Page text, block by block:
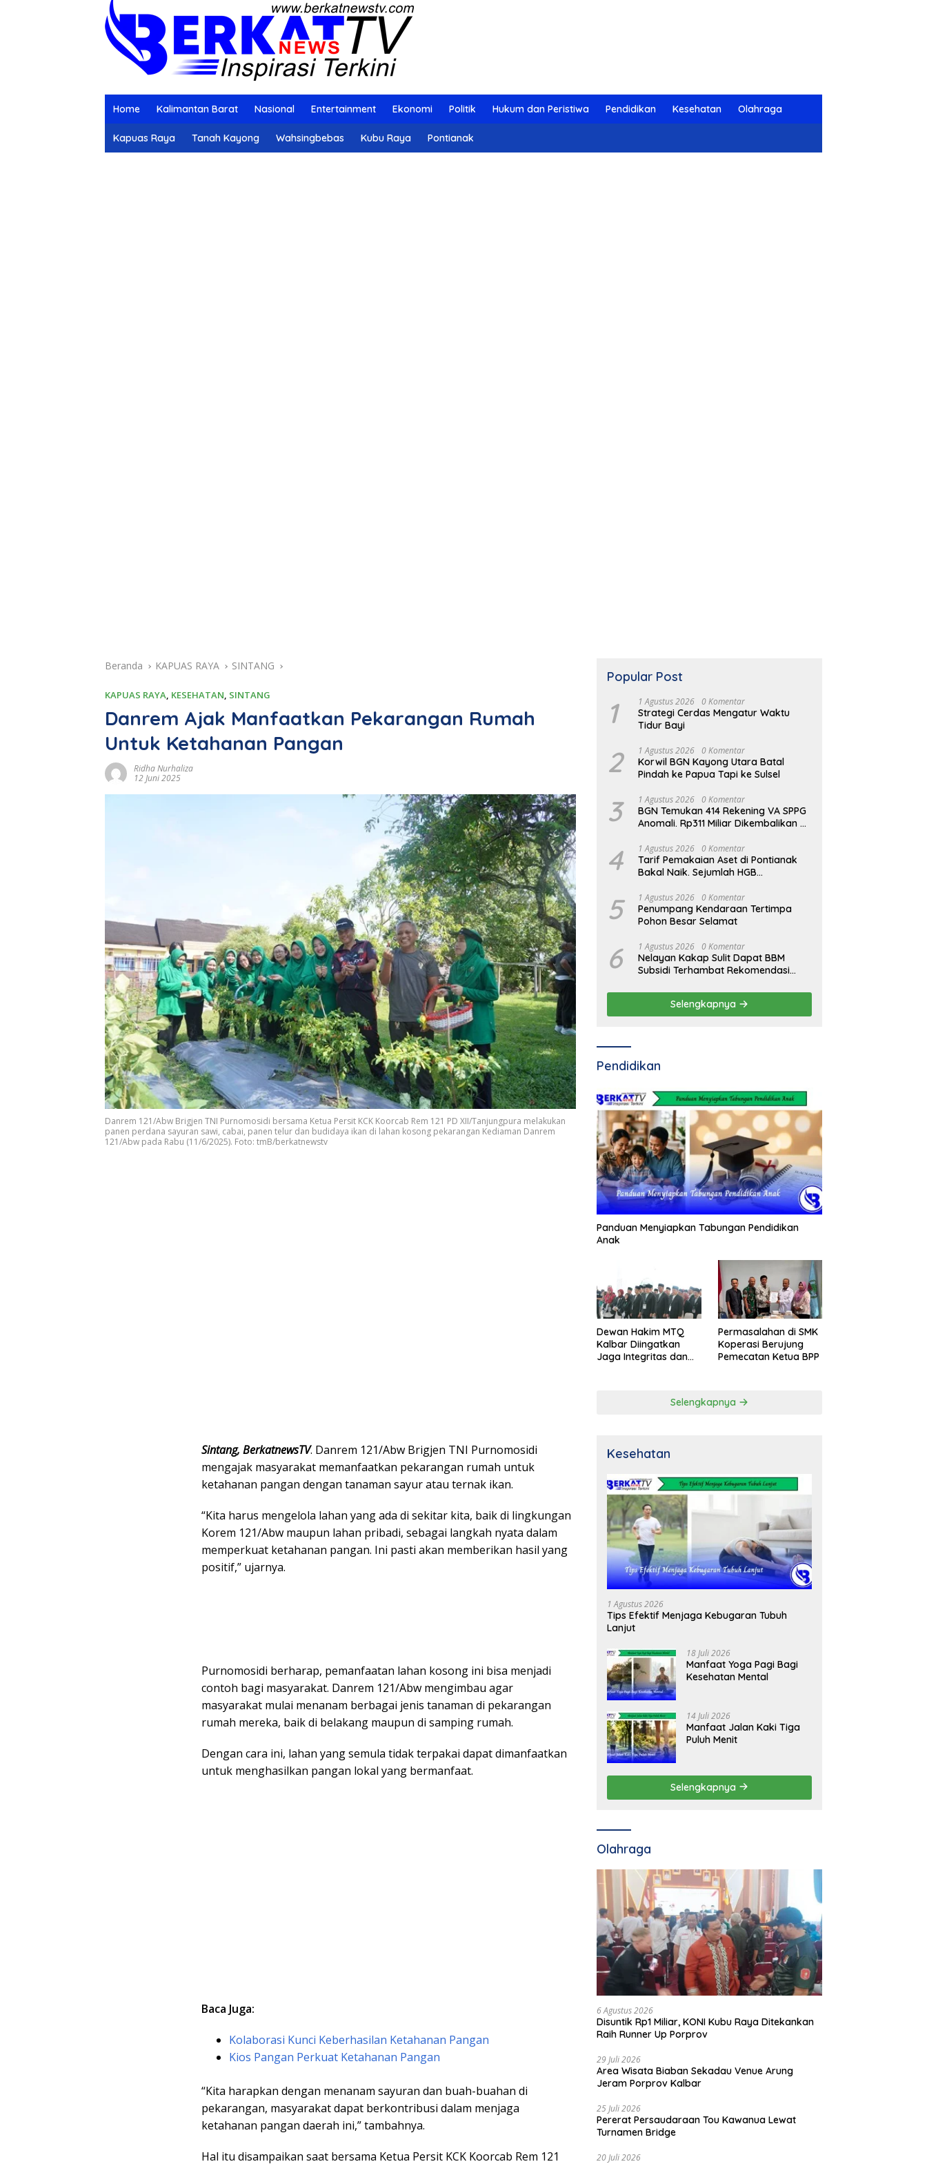
Home Kalimantan Barat Nasional Entertainment Ekonomi Politik Hukum dan Peristiwa Pendidikan Kesehatan Olahraga
Kapuas Raya Tanah Kayong Wahsingbebas Kubu Raya Pontianak
Beranda KAPUAS RAYA SINTANG
KAPUAS RAYA, KESEHATAN, SINTANG
Danrem Ajak Manfaatkan Pekarangan Rumah
Untuk Ketahanan Pangan
Ridha Nurhaliza
12 Juni 2025
Danrem 121/Abw Brigjen TNI Purnomosidi bersama Ketua Persit KCK Koorcab Rem 121 PD XII/Tanjungpura melakukan
panen perdana sayuran sawi, cabai, panen telur dan budidaya ikan di lahan kosong pekarangan Kediaman Danrem
121/Abw pada Rabu (11/6/2025). Foto: tmB/berkatnewstv
Sintang, BerkatnewsTV. Danrem 121/Abw Brigjen TNI Purnomosidi
mengajak masyarakat memanfaatkan pekarangan rumah untuk
ketahanan pangan dengan tanaman sayur atau ternak ikan.
“Kita harus mengelola lahan yang ada di sekitar kita, baik di lingkungan
Korem 121/Abw maupun lahan pribadi, sebagai langkah nyata dalam
memperkuat ketahanan pangan. Ini pasti akan memberikan hasil yang
positif,” ujarnya.
Purnomosidi berharap, pemanfaatan lahan kosong ini bisa menjadi
contoh bagi masyarakat. Danrem 121/Abw mengimbau agar
masyarakat mulai menanam berbagai jenis tanaman di pekarangan
rumah mereka, baik di belakang maupun di samping rumah.
Dengan cara ini, lahan yang semula tidak terpakai dapat dimanfaatkan
untuk menghasilkan pangan lokal yang bermanfaat.
Baca Juga:
Kolaborasi Kunci Keberhasilan Ketahanan Pangan
Kios Pangan Perkuat Ketahanan Pangan
“Kita harapkan dengan menanam sayuran dan buah-buahan di
pekarangan, masyarakat dapat berkontribusi dalam menjaga
ketahanan pangan daerah ini,” tambahnya.
Hal itu disampaikan saat bersama Ketua Persit KCK Koorcab Rem 121
Popular Post
1 1 Agustus 2026 0 Komentar
Strategi Cerdas Mengatur Waktu
Tidur Bayi
2 1 Agustus 2026 0 Komentar
Korwil BGN Kayong Utara Batal
Pindah ke Papua Tapi ke Sulsel
3 1 Agustus 2026 0 Komentar
BGN Temukan 414 Rekening VA SPPG
Anomali. Rp311 Miliar Dikembalikan ke
4 1 Agustus 2026 0 Komentar
Tarif Pemakaian Aset di Pontianak
Bakal Naik. Sejumlah HGB
5 1 Agustus 2026 0 Komentar
Penumpang Kendaraan Tertimpa
Pohon Besar Selamat
6 1 Agustus 2026 0 Komentar
Nelayan Kakap Sulit Dapat BBM
Subsidi Terhambat Rekomendasi
Selengkapnya
Pendidikan
Panduan Menyiapkan Tabungan Pendidikan
Anak
Dewan Hakim MTQ
Kalbar Diingatkan
Jaga Integritas dan
Permasalahan di SMK
Koperasi Berujung
Pemecatan Ketua BPP
Selengkapnya
Kesehatan
1 Agustus 2026
Tips Efektif Menjaga Kebugaran Tubuh
Lanjut
18 Juli 2026
Manfaat Yoga Pagi Bagi
Kesehatan Mental
14 Juli 2026
Manfaat Jalan Kaki Tiga
Puluh Menit
Selengkapnya
Olahraga
6 Agustus 2026
Disuntik Rp1 Miliar, KONI Kubu Raya Ditekankan
Raih Runner Up Porprov
29 Juli 2026
Area Wisata Biaban Sekadau Venue Arung
Jeram Porprov Kalbar
25 Juli 2026
Pererat Persaudaraan Tou Kawanua Lewat
Turnamen Bridge
20 Juli 2026